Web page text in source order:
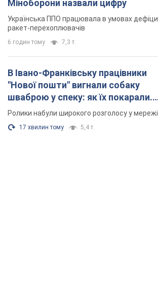
Міноборони назвали цифру
Українська ППО працювала в умовах
ракет-перехоплювачів
6 годин тому 7,3 т.
В Івано-Франківську працівники
"Нової пошти" вигнали собаку
шваброю у спеку: як їх покарали.
Відео
Ролики набули широкого розголосу у мережі
17 хвилин тому 5,4 т.